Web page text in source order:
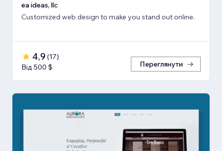
ea ideas, llc
Customized web design to make you stand out online.
4,9 (17)
Від 500 $
Переглянути